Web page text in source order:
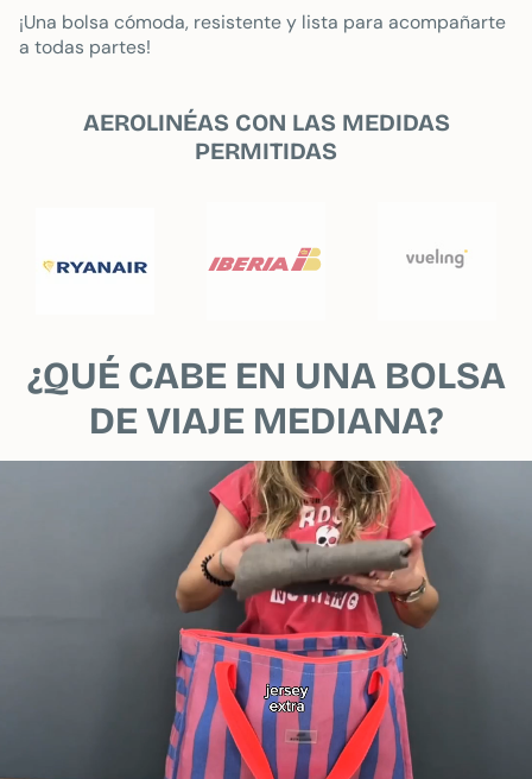
¡Una bolsa cómoda, resistente y lista para acompañarte
a todas partes!
AEROLINÉAS CON LAS MEDIDAS
PERMITIDAS
¿QUÉ CABE EN UNA BOLSA
DE VIAJE MEDIANA?